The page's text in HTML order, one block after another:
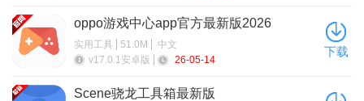
oppo游戏中心app官方最新版2026
实用工具 51.0M
中文
v17.0.1安卓版
26-05-14
下载
Scene骁龙工具箱最新版